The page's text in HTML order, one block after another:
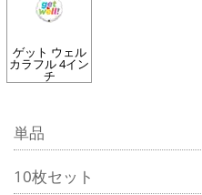
ゲット ウェル
カラフル 4イン
チ
単品
10枚セット